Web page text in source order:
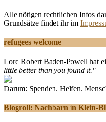
Alle nötigen rechtlichen Infos
Grundsätze findet ihr im
refugees welcome
Lord Robert Baden-Powell hat
little better than you found it."
Darum: Spenden. Helfen.
Blogroll: Nachbarn in Klein-